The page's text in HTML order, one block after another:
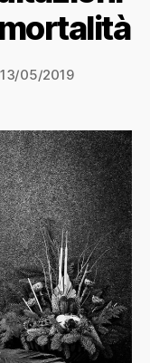
13/05/2019